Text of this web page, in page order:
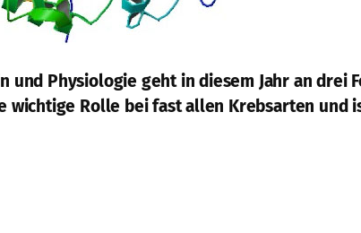
und Physiologie geht in diesem Jahr an drei
wichtige Rolle bei fast allen Krebsarten